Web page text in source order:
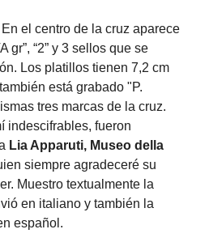
el centro de la cruz aparece
gr”, “2” y 3 sellos que se
Los platillos tienen 7,2 cm
está grabado "P.
tres marcas de la cruz.
indescifrables, fueron
Lia Apparuti, Museo della
siempre agradeceré su
Muestro textualmente la
en italiano y también la
español.